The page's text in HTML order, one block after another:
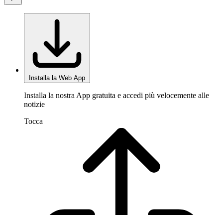
Installa la Web App
Installa la nostra App gratuita e accedi più velocemente alle
notizie
Tocca